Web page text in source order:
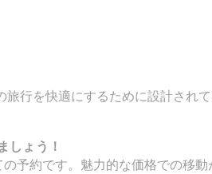
行を快適にするために設計され
しょう！
予約です。魅力的な価格での移動